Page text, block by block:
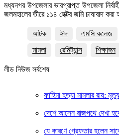
মধ্যনগর উপজেলার ভারপ্রাপ্ত উপজেলা
জলমহালের তীরে ১১৪ হেক্টর জমি চাষাবাদ
আটক ঈদ এমসি কলেজ
মামলা
রেমিট্যান্স শিক্ষাঙ্গন
লীড নিউজ সর্বশেষ
ফাহিমা হত্যা মামলার রায়:
দেশে আসেন রাজপথে দেখা
যে কারণে গ্রেফতার হলেন